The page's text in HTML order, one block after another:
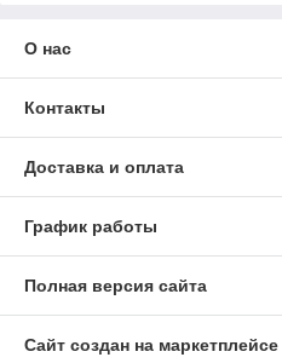
О нас
Контакты
Доставка и оплата
График работы
Полная версия сайта
Сайт создан на маркетплейсе